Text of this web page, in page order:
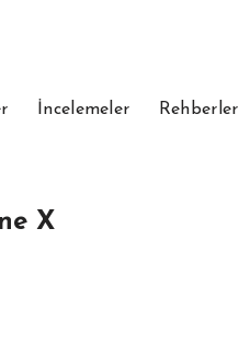
İncelemeler Rehberler
X